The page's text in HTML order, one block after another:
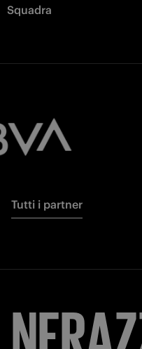
Squadra
Tutti i partner